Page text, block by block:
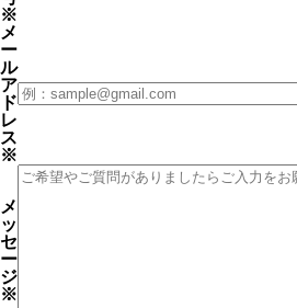
※
メ
ー
ル
ア
ド
レ
ス
※
メ
ッ
セ
ー
ジ
※